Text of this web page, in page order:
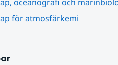
oceanografi och
för atmosfärkemi